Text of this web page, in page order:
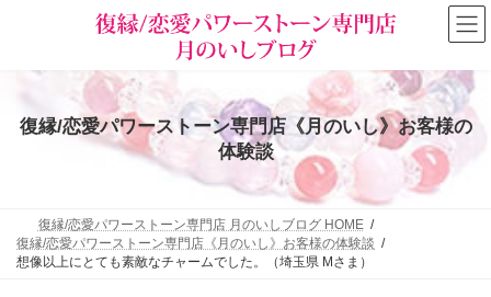
復縁/恋愛パワーストーン専門店《月のいし》お客様の
体験談
復縁/恋愛パワーストーン専門店 月のいしブログ HOME
復縁/恋愛パワーストーン専門店《月のいし》お客様の体験談
想像以上にとても素敵なチャームでした。（埼玉県 Mさま）